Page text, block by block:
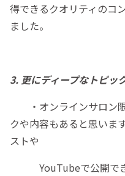
得できるクオリティのコ
ました。
3. 更にディープなトピッ
・オンラインサロン限
クや内容もあると思いま
ストや
YouTubeで公開でき